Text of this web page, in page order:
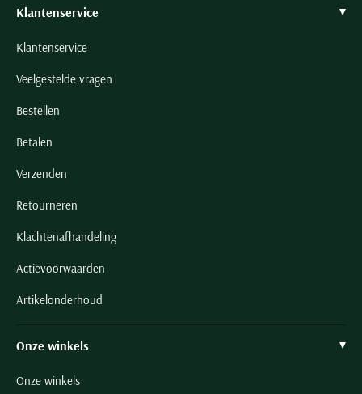
Klantenservice
Klantenservice
Veelgestelde vragen
Bestellen
Betalen
Verzenden
Retourneren
Klachtenafhandeling
Actievoorwaarden
Artikelonderhoud
Onze winkels
Onze winkels